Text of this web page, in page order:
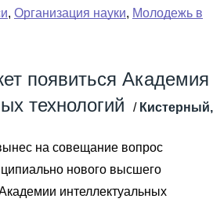
, Организация науки, Молодежь в
появиться Академия
технологий
/ Кистерный,
на совещание вопрос
нового высшего
интеллектуальных